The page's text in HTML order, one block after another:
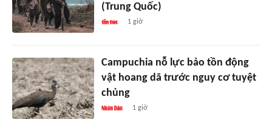
(Trung Quốc)
1 giờ
Campuchia nỗ lực bảo tồn động
vật hoang dã trước nguy cơ tuyệt
chủng
1 giờ